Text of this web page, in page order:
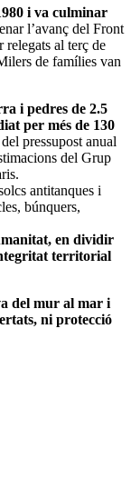
i va culminar
l’avanç del Front
relegats al terç de
de famílies van
i pedres de 2.5
per més de 130
pressupost anual
del Grup
antitanques i
búnquers,
en dividir
territorial
del mur al mar i
ni protecció